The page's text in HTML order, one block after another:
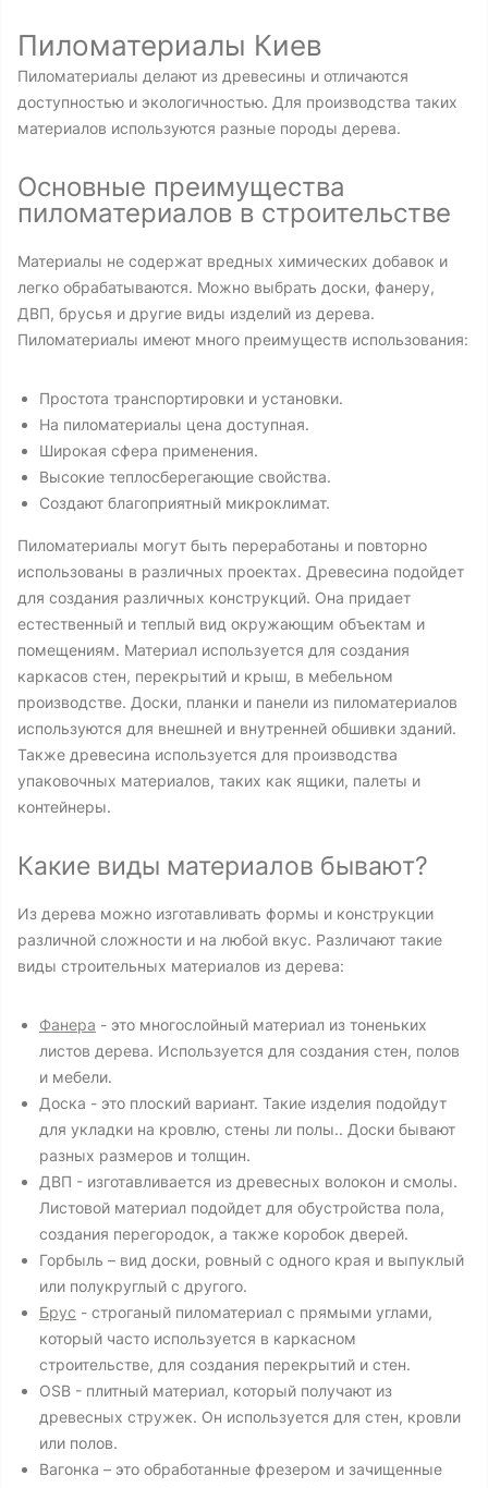
Пиломатериалы Киев
Пиломатериалы делают из древесины и отличаются
доступностью и экологичностью. Для производства таких
материалов используются разные породы дерева.
Основные преимущества
пиломатериалов в строительстве
Материалы не содержат вредных химических добавок и
легко обрабатываются. Можно выбрать доски, фанеру,
ДВП, брусья и другие виды изделий из дерева.
Пиломатериалы имеют много преимуществ использования:
Простота транспортировки и установки.
На пиломатериалы цена доступная.
Широкая сфера применения.
Высокие теплосберегающие свойства.
Создают благоприятный микроклимат.
Пиломатериалы могут быть переработаны и повторно
использованы в различных проектах. Древесина подойдет
для создания различных конструкций. Она придает
естественный и теплый вид окружающим объектам и
помещениям. Материал используется для создания
каркасов стен, перекрытий и крыш, в мебельном
производстве. Доски, планки и панели из пиломатериалов
используются для внешней и внутренней обшивки зданий.
Также древесина используется для производства
упаковочных материалов, таких как ящики, палеты и
контейнеры.
Какие виды материалов бывают?
Из дерева можно изготавливать формы и конструкции
различной сложности и на любой вкус. Различают такие
виды строительных материалов из дерева:
Фанера - это многослойный материал из тоненьких
листов дерева. Используется для создания стен, полов
и мебели.
Доска - это плоский вариант. Такие изделия подойдут
для укладки на кровлю, стены ли полы.. Доски бывают
разных размеров и толщин.
ДВП - изготавливается из древесных волокон и смолы.
Листовой материал подойдет для обустройства пола,
создания перегородок, а также коробок дверей.
Горбыль – вид доски, ровный с одного края и выпуклый
или полукруглый с другого.
Брус - строганый пиломатериал с прямыми углами,
который часто используется в каркасном
строительстве, для создания перекрытий и стен.
OSB - плитный материал, который получают из
древесных стружек. Он используется для стен, кровли
или полов.
Вагонка – это обработанные фрезером и зачищенные